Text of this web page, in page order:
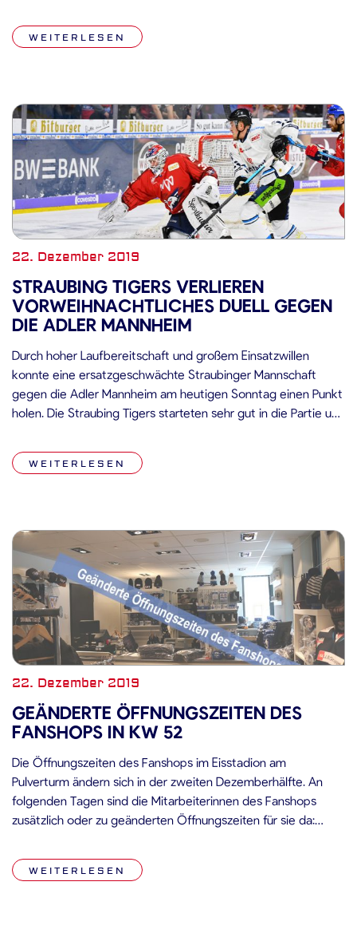
WEITERLESEN
22. Dezember 2019
STRAUBING TIGERS VERLIEREN
VORWEIHNACHTLICHES DUELL GEGEN
DIE ADLER MANNHEIM
Durch hoher Laufbereitschaft und großem Einsatzwillen
konnte eine ersatzgeschwächte Straubinger Mannschaft
gegen die Adler Mannheim am heutigen Sonntag einen Punkt
holen. Die Straubing Tigers starteten sehr gut in die Partie und
Chancen kreieren. Eine davon versenkte Felix Schütz in der
dritten Minute zur frühen Führung für die […]
WEITERLESEN
22. Dezember 2019
GEÄNDERTE ÖFFNUNGSZEITEN DES
FANSHOPS IN KW 52
Die Öffnungszeiten des Fanshops im Eisstadion am
Pulverturm ändern sich in der zweiten Dezemberhälfte. An
folgenden Tagen sind die Mitarbeiterinnen des Fanshops
zusätzlich oder zu geänderten Öffnungszeiten für sie da:
(Spieltag gg. Berlin) 26.12.2019 Ab 15:00 Uhr
WEITERLESEN